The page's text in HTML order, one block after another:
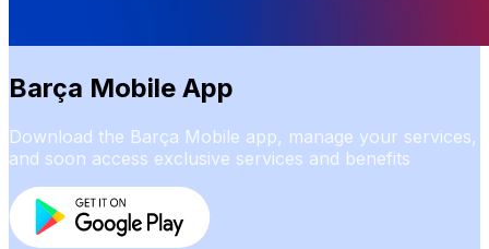
Barça Mobile App
Download the Barça Mobile app, manage your services,
and soon access exclusive services and benefits